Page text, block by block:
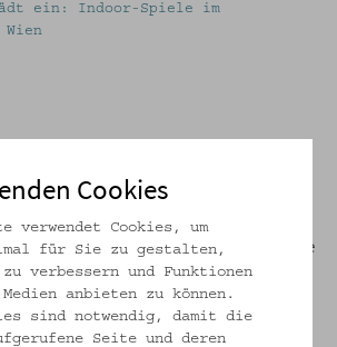
ein: Indoor-Spiele im
Wien
hören, Jonglieren, Singen, gesunde
der Herbst-/Wintersaison bietet der
Indoor-Spiele und Workshops in
dem Familienbund und dem
Cookies
verwendet Cookies, um
für Sie zu gestalten,
verbessern und Funktionen
anbieten zu können.
sind notwendig, damit die
Seite und deren